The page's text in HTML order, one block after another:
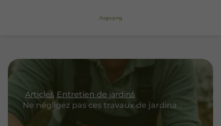
/logo.png
Articles Entretien de jardins
Ne négligez pas ces travaux de jardinage saisonniers indispensables